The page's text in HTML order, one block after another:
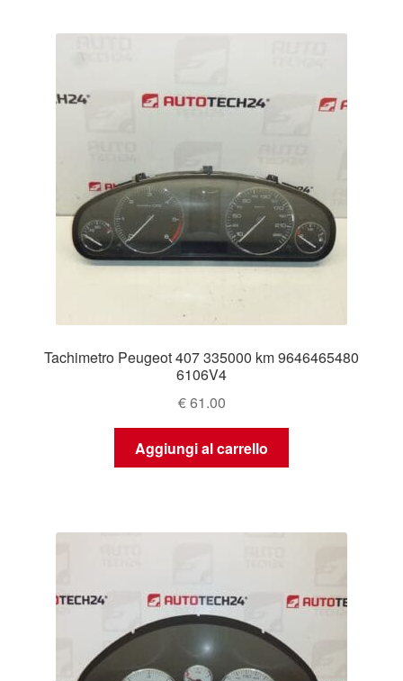
Tachimetro Peugeot 407 335000 km 9646465480
6106V4
€61.00
Aggiungi al carrello